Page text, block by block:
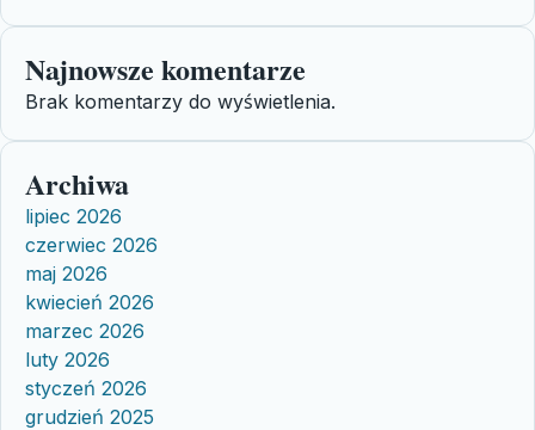
Najnowsze komentarze
Brak komentarzy do wyświetlenia.
Archiwa
lipiec 2026
czerwiec 2026
maj 2026
kwiecień 2026
marzec 2026
luty 2026
styczeń 2026
grudzień 2025